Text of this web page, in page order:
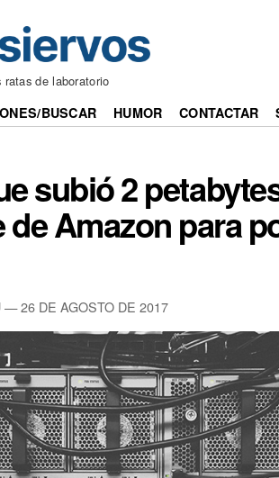
de laboratorio
BUSCAR HUMOR CONTACTAR
subió 2
de Amazon para
— 26 DE AGOSTO DE 2017